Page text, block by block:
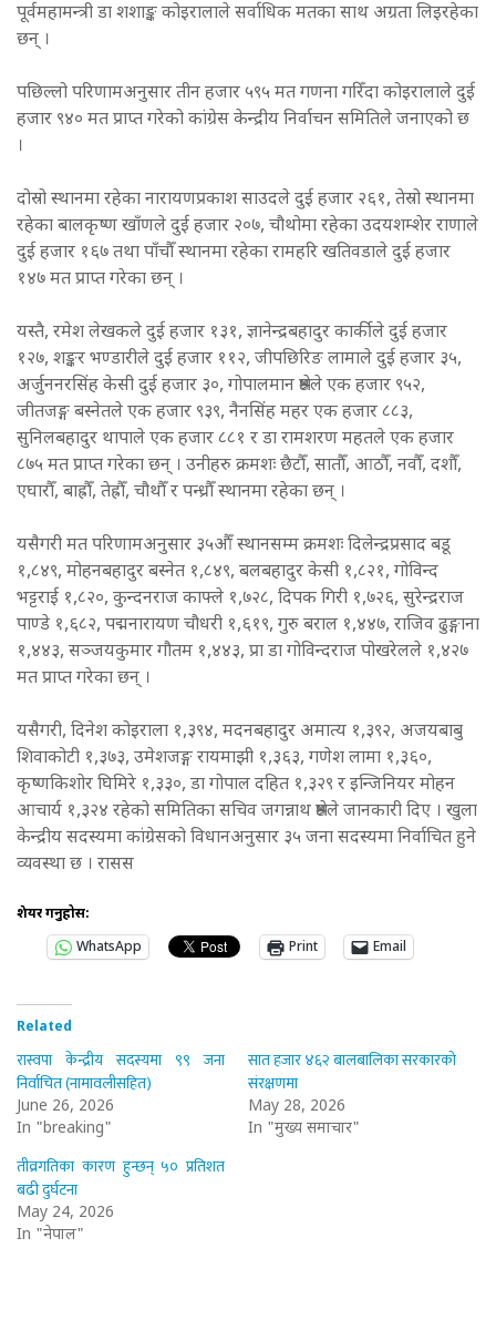
पूर्वमहामन्त्री डा शशाङ्क कोइरालाले सर्वाधिक मतका साथ अग्रता लिइरहेका
छन् ।
पछिल्लो परिणामअनुसार तीन हजार ५९५ मत गणना गरिँदा कोइरालाले दुई
हजार ९४० मत प्राप्त गरेको कांग्रेस केन्द्रीय निर्वाचन समितिले जनाएको छ
।
दोस्रो स्थानमा रहेका नारायणप्रकाश साउदले दुई हजार २६१, तेस्रो स्थानमा
रहेका बालकृष्ण खाँणले दुई हजार २०७, चौथोमा रहेका उदयशम्शेर राणाले
दुई हजार १६७ तथा पाँचौँ स्थानमा रहेका रामहरि खतिवडाले दुई हजार
१४७ मत प्राप्त गरेका छन् ।
यस्तै, रमेश लेखकले दुई हजार १३१, ज्ञानेन्द्रबहादुर कार्कीले दुई हजार
१२७, शङ्कर भण्डारीले दुई हजार ११२, जीपछिरिङ लामाले दुई हजार ३५,
अर्जुननरसिंह केसी दुई हजार ३०, गोपालमान श्रेष्ठले एक हजार ९५२,
जीतजङ्ग बस्नेतले एक हजार ९३९, नैनसिंह महर एक हजार ८८३,
सुनिलबहादुर थापाले एक हजार ८८१ र डा रामशरण महतले एक हजार
८७५ मत प्राप्त गरेका छन् । उनीहरु क्रमशः छैटौँ, सातौँ, आठौँ, नवौँ, दशौँ,
एघारौँ, बाह्रौँ, तेह्रौँ, चौथौँ र पन्ध्रौँ स्थानमा रहेका छन् ।
यसैगरी मत परिणामअनुसार ३५औँ स्थानसम्म क्रमशः दिलेन्द्रप्रसाद बडू
१,८४९, मोहनबहादुर बस्नेत १,८४९, बलबहादुर केसी १,८२१, गोविन्द
भट्टराई १,८२०, कुन्दनराज काफ्ले १,७२८, दिपक गिरी १,७२६, सुरेन्द्रराज
पाण्डे १,६८२, पद्मनारायण चौधरी १,६१९, गुरु बराल १,४४७, राजिव ढुङ्गाना
१,४४३, सञ्जयकुमार गौतम १,४४३, प्रा डा गोविन्दराज पोखरेलले १,४२७
मत प्राप्त गरेका छन् ।
यसैगरी, दिनेश कोइराला १,३९४, मदनबहादुर अमात्य १,३९२, अजयबाबु
शिवाकोटी १,३७३, उमेशजङ्ग रायमाझी १,३६३, गणेश लामा १,३६०,
कृष्णकिशोर घिमिरे १,३३०, डा गोपाल दहित १,३२९ र इन्जिनियर मोहन
आचार्य १,३२४ रहेको समितिका सचिव जगन्नाथ श्रेष्ठले जानकारी दिए । खुला
केन्द्रीय सदस्यमा कांग्रेसको विधानअनुसार ३५ जना सदस्यमा निर्वाचित हुने
व्यवस्था छ । रासस
शेयर गर्नुहोस:
WhatsApp
Print Email
Related
रास्वपा केन्द्रीय सदस्यमा ९९ जना
निर्वाचित (नामावलीसहित)
June 26, 2026
In "breaking"
सात हजार ४६२ बालबालिका सरकारको
संरक्षणमा
May 28, 2026
In "मुख्य समाचार"
तीव्रगतिका कारण हुन्छन् ५० प्रतिशत
बढी दुर्घटना
May 24, 2026
In "नेपाल"